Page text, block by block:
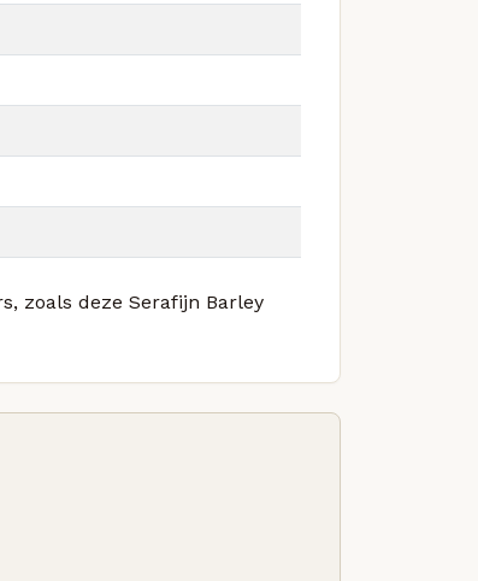
zoals deze Serafijn Barley